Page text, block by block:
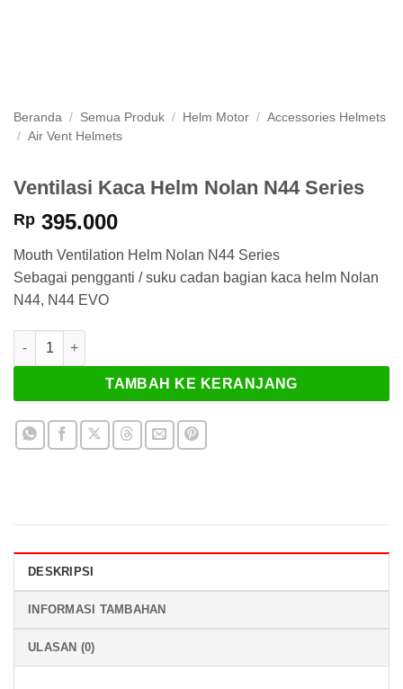
Beranda / Semua Produk / Helm Motor / Accessories Helmets
/ Air Vent Helmets
Ventilasi Kaca Helm Nolan N44 Series
Rp 395.000
Mouth Ventilation Helm Nolan N44 Series
Sebagai pengganti / suku cadan bagian kaca helm Nolan
N44, N44 EVO
Kuantitas Ventilasi Kaca Helm Nolan N44 Series
TAMBAH KE KERANJANG
DESKRIPSI
INFORMASI TAMBAHAN
ULASAN (0)